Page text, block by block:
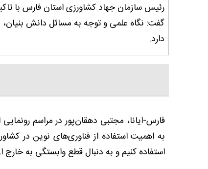
رئیس سازمان جهاد کشاورزی استان فارس با
گفت: نگاه علمی و توجه به مسائل دانش
دارد.
فارس-ایانا، مجتبی دهقان‌پور در مراسم
به اهمیت استفاده از فناوری‌های نوین در
استفاده کنیم و به دنبال قطع وابستگی به خارج